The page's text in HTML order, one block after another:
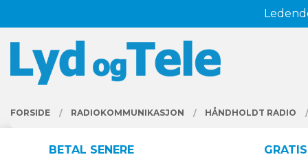
til
innholdet
PRODUKTER
FORSIDE RADIOKOMMUNIKASJON HÅNDHOLDT RADIO
BETAL SENERE